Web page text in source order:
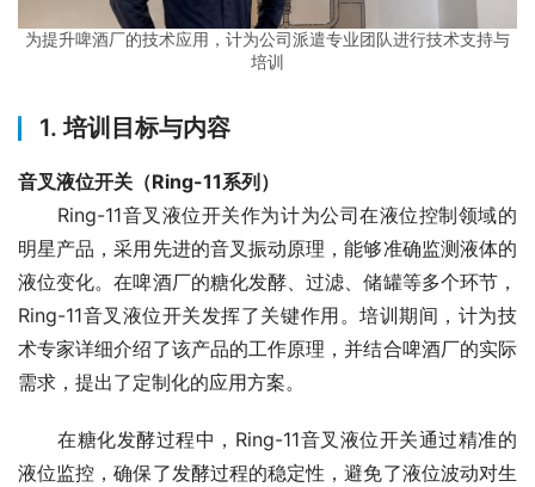
为提升啤酒厂的技术应用，计为公司派遣专业团队进行技术支持与
培训
1.培训目标与内容
音叉液位开关（Ring-11系列）
Ring-11音叉液位开关作为计为公司在液位控制领域的
明星产品，采用先进的音叉振动原理，能够准确监测液体的
液位变化。在啤酒厂的糖化发酵、过滤、储罐等多个环节，
Ring-11音叉液位开关发挥了关键作用。培训期间，计为技
术专家详细介绍了该产品的工作原理，并结合啤酒厂的实际
需求，提出了定制化的应用方案。
在糖化发酵过程中，Ring-11音叉液位开关通过精准的
液位监控，确保了发酵过程的稳定性，避免了液位波动对生